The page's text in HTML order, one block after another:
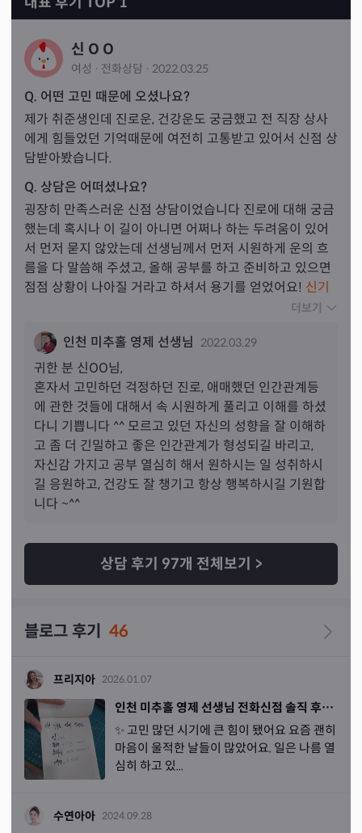
신 O O
여성 · 전화상담 · 2022.03.25
Q. 어떤 고민 때문에 오셨나요?
제가 취준생인데 진로운, 건강운도 궁금했고 전 직장 상사
에게 힘들었던 기억때문에 여전히 고통받고 있어서 신점 상
담받아봤습니다.
Q. 상담은 어떠셨나요?
굉장히 만족스러운 신점 상담이었습니다 진로에 대해 궁금
했는데 혹시나 이 길이 아니면 어쩌나 하는 두려움이 있어
서 먼저 묻지 않았는데 선생님께서 먼저 시원하게 운의 흐
름을 다 말씀해 주셨고, 올해 공부를 하고 준비하고 있으면
점점 상황이 나아질 거라고 하셔서 용기를 얻었어요! 신기
하게도 제가 혼자 속으로 고민했던 것들이나 위로받고 싶었
가가 제가 한 노력들, 최선을 다했다는 걸 누가 알아주길 바
랐던 거 같아요. 일이 잘 안 풀릴 때 늘 제가 어디 문제가 있
나 고민했는데, 제 문제가 아니라는 말을 해주셔서 위로를
받았습니다. 운의 흐름이 안 좋을 때는 열심히 해도 못한
게 되고, 최선을 다했어도 미움받는다는 말이 정말 와닿았
습니다 . 제가 인간관계에 고민이 많았는데 제가 최선을 다
해놓고는 예민함 때문에 말을 예쁘게 안 해서 잘해놓은 게
흐지부지된다고 해서 굉장히 신기했습니다. 저는 한 번씩
말을 잘못해서 인연이 끊긴 친구들이 있었
모습이 굉장히 신기했어요. 예민함을 알아맞히는 분을 만
난 적은 많은데 그것 때문에 주변 사람들이 예쁘게 보지 않
았다는 말을 한 분은 처
더보기
인천 미추홀 영제 선생님 2022.03.29
귀한 분 신OO님,
혼자서 고민하던 걱정하던 진로, 애매했던 인간관계등
에 관한 것들에 대해서 속 시원하게 풀리고 이해를 하셨
다니 기쁩니다 ^^ 모르고 있던 자신의 성향을 잘 이해하
고 좀 더 긴밀하고 좋은 인간관계가 형성되길 바리고,
자신감 가지고 공부 열심히 해서 원하시는 일 성취하시
길 응원하고, 건강도 잘 챙기고 항상 행복하시길 기원합
니다 ~^^
상담 후기 97개 전체보기 >
블로그 후기 46
프리지아 2026.01.07
인천 미추홀 영제 선생님 전화신점 솔직 후기 ㅣ 전화점사 후기
✨ 고민 많던 시기에 큰 힘이 됐어요 요즘 괜히
마음이 울적한 날들이 많았어요. 일은 나름 열
심히 하고 있...
수연아아 2024.09.28